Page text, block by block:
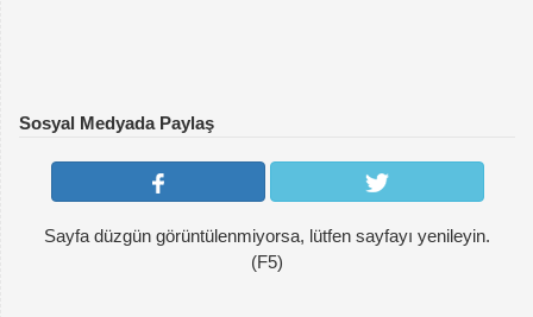
Sosyal Medyada Paylaş
Sayfa düzgün görüntülenmiyorsa, lütfen sayfayı yenileyin.
(F5)